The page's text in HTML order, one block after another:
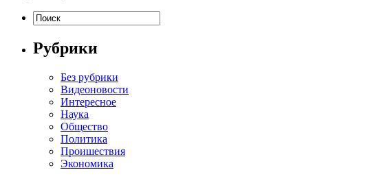
Рубрики
Без рубрики
Видеоновости
Интересное
Наука
Общество
Политика
Проишествия
Экономика